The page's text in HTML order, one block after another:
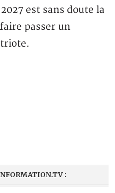
est sans doute la
passer un
: